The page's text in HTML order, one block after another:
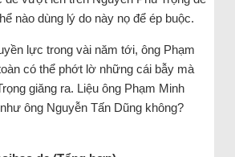
nào dùng lý do này nọ để ép buộc.
lực trong vài năm tới, ông Phạm
có thể phớt lờ những cái bẫy mà
giăng ra. Liệu ông Phạm Minh
ông Nguyễn Tấn Dũng không?